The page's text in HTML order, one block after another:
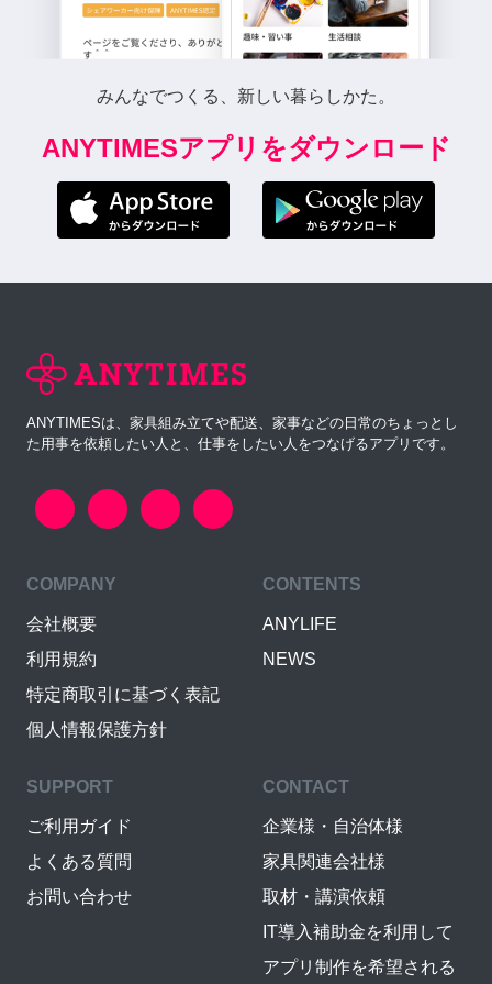
みんなでつくる、新しい暮らしかた。
ANYTIMESアプリをダウンロード
ANYTIMESは、家具組み立てや配送、家事などの日常のちょっとし
た用事を依頼したい人と、仕事をしたい人をつなげるアプリです。
COMPANY
会社概要
利用規約
特定商取引に基づく表記
個人情報保護方針
CONTENTS
ANYLIFE
NEWS
SUPPORT
ご利用ガイド
よくある質問
お問い合わせ
CONTACT
企業様・自治体様
家具関連会社様
取材・講演依頼
IT導入補助金を利用して
アプリ制作を希望される